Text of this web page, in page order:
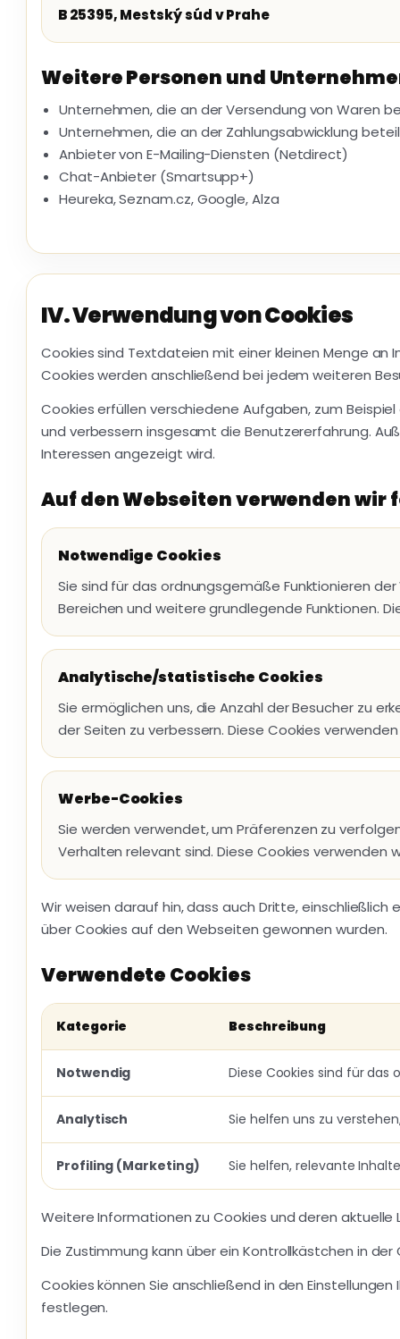
B 25395, Mestský súd v Prahe
Weitere Personen und
Unternehmen, die an der Versendung von Waren
Unternehmen, die an der Zahlungsabwicklung
Anbieter von E-Mailing-Diensten (Netdirect)
Chat-Anbieter (Smartsupp+)
Heureka, Seznam.cz, Google, Alza
IV. Verwendung von Cookies
Cookies sind Textdateien mit einer kleinen Menge
Cookies werden anschließend bei jedem weiteren
Cookies erfüllen verschiedene Aufgaben, zum
und verbessern insgesamt die Benutzererfahrung.
Interessen angezeigt wird.
Auf den Webseiten verwenden wir
Notwendige Cookies
Sie sind für das ordnungsgemäße Funktionieren
Bereichen und weitere grundlegende Funktionen.
Analytische/statistische Cookies
Sie ermöglichen uns, die Anzahl der Besucher zu
der Seiten zu verbessern. Diese Cookies
Werbe-Cookies
Sie werden verwendet, um Präferenzen zu
Verhalten relevant sind. Diese Cookies verwenden
Wir weisen darauf hin, dass auch Dritte,
über Cookies auf den Webseiten gewonnen wurden.
Verwendete Cookies
Kategorie Beschreibung
Notwendig Diese Cookies sind für
Analytisch Sie helfen uns zu
Profiling (Marketing) Sie helfen, relevante
Weitere Informationen zu Cookies und deren aktuelle
Die Zustimmung kann über ein Kontrollkästchen in
Cookies können Sie anschließend in den
festlegen.